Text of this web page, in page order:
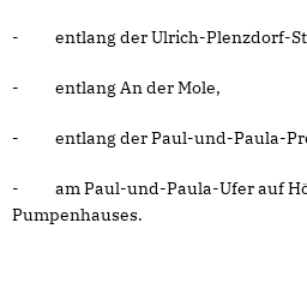
- entlang der Ulrich-Plenzdorf-
- entlang An der Mole,
- entlang der Paul-und-Paula-
- am Paul-und-Paula-Ufer auf
Pumpenhauses.